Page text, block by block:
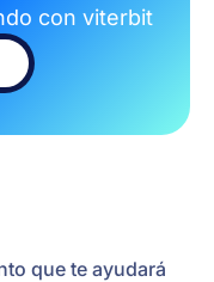
con viterbit
que te ayudará